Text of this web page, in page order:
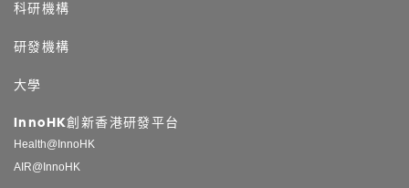
科研機構
研發機構
大學
InnoHK創新香港研發平台
Health@InnoHK
AIR@InnoHK